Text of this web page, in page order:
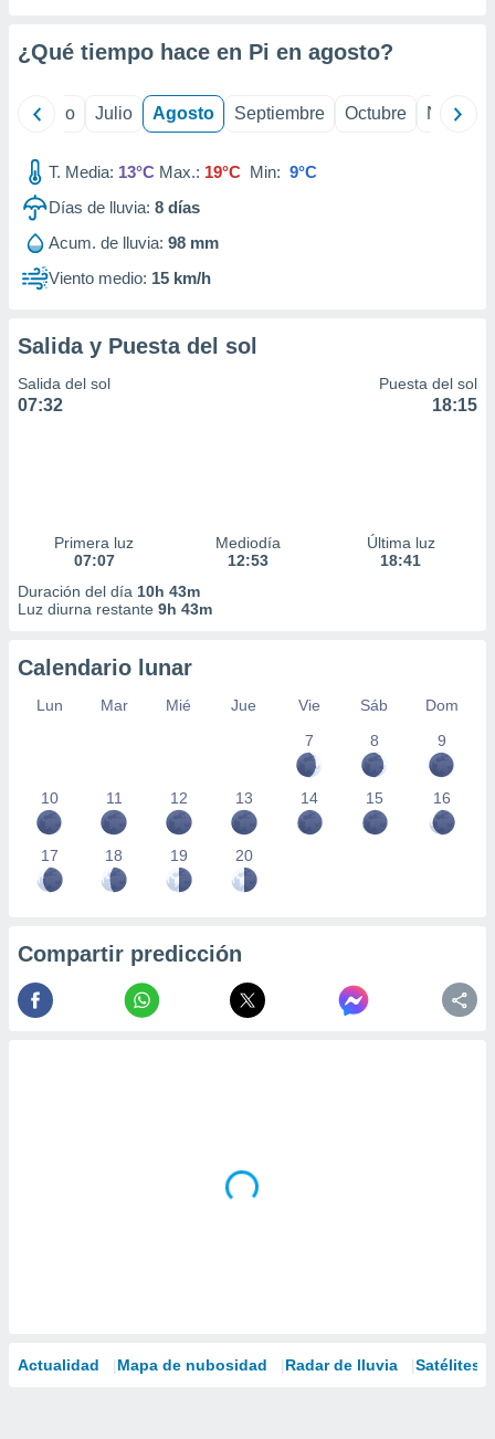
mediante
publicidad
1199
¿Qué tiempo hace en Pi en agosto?
Junio Julio Agosto Septiembre Octubre
T. Media: 13°C Max.: 19°C Min: 9°C
Días de lluvia: 8 días
Acum. de lluvia: 98 mm
Viento medio: 15 km/h
Salida y Puesta del sol
Salida del sol
07:32
Puesta del sol
18:15
Primera luz
07:07
Mediodía
12:53
Última luz
18:41
Duración del día 10h 43m
Luz diurna restante 9h 43m
Calendario lunar
Lun Mar Mié Jue Vie Sáb
Dom
7
8 9
10 11 12 13 14 15 16
17 18 19 20
Compartir predicción
Actualidad Mapa de nubosidad Radar de lluvia Satélites